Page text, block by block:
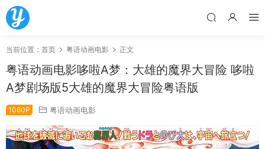
当前位置： 首页 粤语动画电影 正文
粤语动画电影哆啦A梦：大雄的魔界大冒险 哆啦
A梦剧场版5大雄的魔界大冒险粤语版
1080P 粤语动画电影